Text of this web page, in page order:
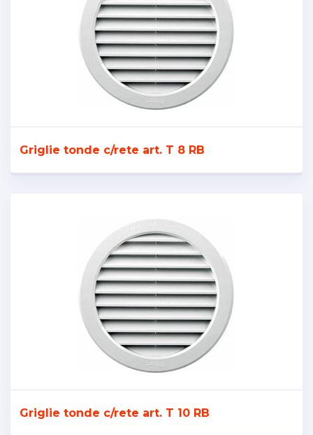
Griglie tonde c/rete art. T 8 RB
Griglie tonde c/rete art. T 10 RB